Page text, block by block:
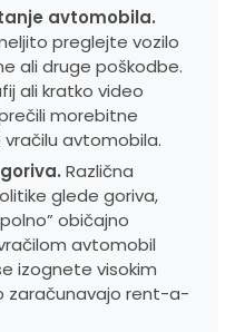
avtomobila.
preglejte vozilo
ali druge poškodbe.
ali kratko video
morebitne
avtomobila.
Različna
glede goriva,
običajno
avtomobil
izognete visokim
zaračunavajo rent-a-